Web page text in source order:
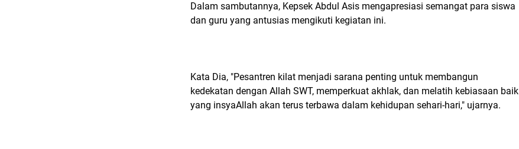
Dalam sambutannya, Kepsek Abdul Asis mengapresiasi semangat para siswa
dan guru yang antusias mengikuti kegiatan ini.
Kata Dia, "Pesantren kilat menjadi sarana penting untuk membangun
kedekatan dengan Allah SWT, memperkuat akhlak, dan melatih kebiasaan baik
yang insyaAllah akan terus terbawa dalam kehidupan sehari-hari," ujarnya.